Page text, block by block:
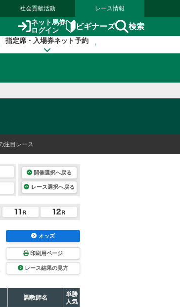
社会貢献活動 レース情報
ネット馬券
ログイン
ビギナーズ 検索
指定席・入場券ネット予約
注目レース
開催選択へ戻る
レース選択へ戻る
オッズ
印刷用ページ
レース結果の見方
調教師名
単勝
人気